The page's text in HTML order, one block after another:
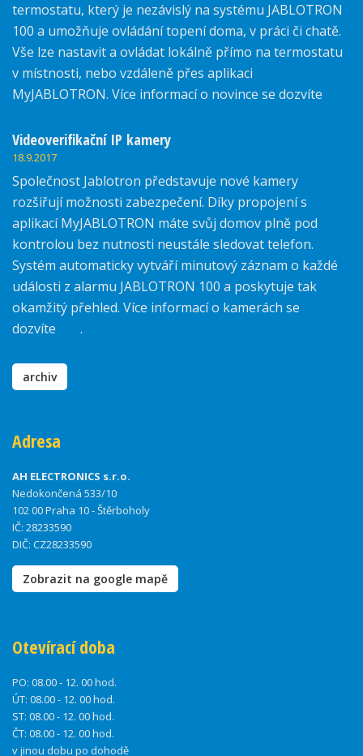
termostatu, který je nezávislý na systému JABLOTRON
100 a umožňuje ovládání topení doma, v práci či chatě.
Vše lze nastavit a ovládat lokálně přímo na termostatu
v místnosti, nebo vzdáleně přes aplikaci
MyJABLOTRON. Více informací o novince se dozvíte
Videoverifikační IP kamery
18.9.2017
Společnost Jablotron představuje nové kamery
rozšiřují možnosti zabezpečení. Díky propojení s
aplikací MyJABLOTRON máte svůj domov plně pod
kontrolou bez nutnosti neustále sledovat telefon.
Systém automaticky vytváří minutový záznam o každé
události z alarmu JABLOTRON 100 a poskytuje tak
okamžitý přehled. Více informací o kamerách se
dozvíte
.
archiv
Adresa
AH ELECTRONICS s.r.o.
Nedokončená 533/10
102 00 Praha 10 - Štěrboholy
IČ: 28233590
DIČ: CZ28233590
Zobrazit na google mapě
Otevírací doba
PO: 08.00 - 12. 00 hod.
ÚT: 08.00 - 12. 00 hod.
ST: 08.00 - 12. 00 hod.
ČT: 08.00 - 12. 00 hod.
v jinou dobu po dohodě